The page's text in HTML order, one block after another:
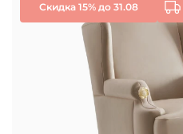
Скидка 15% до 31.08